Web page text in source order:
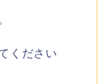
ください